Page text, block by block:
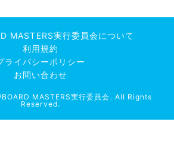
MASTERS実行委員会について
利用規約
ライバシーポリシー
お問い合わせ
MASTERS実行委員会. All Rights
Reserved.